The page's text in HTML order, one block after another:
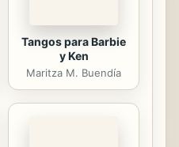
Tangos para Barbie
y Ken
Maritza M. Buendía